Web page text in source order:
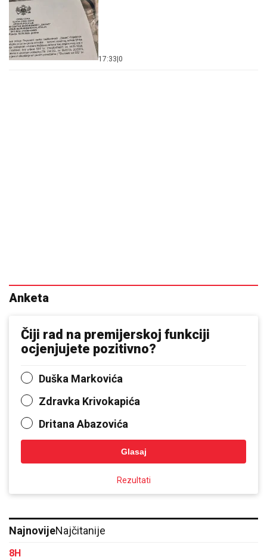
17:33 0
Anketa
Čiji rad na premijerskoj funkciji
ocjenjujete pozitivno?
Duška Markovića
Zdravka Krivokapića
Dritana Abazovića
Glasaj
Rezultati
NajnovijeNajčitanije
8H